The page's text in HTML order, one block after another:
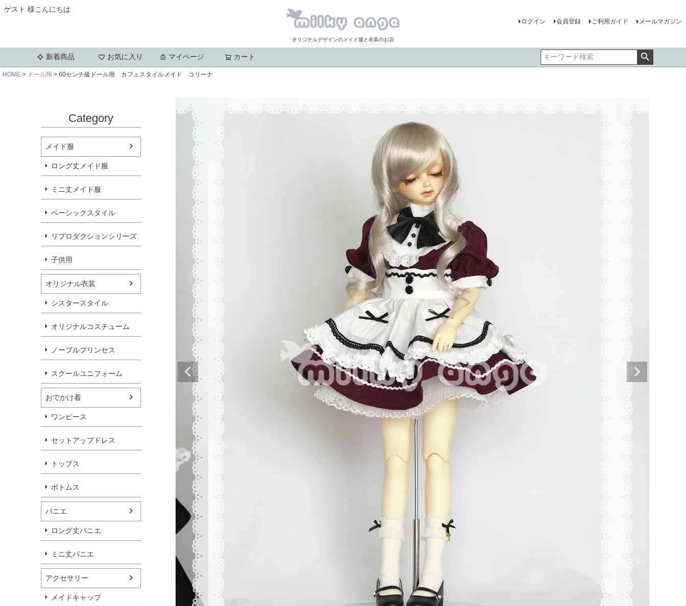
ゲスト 様こんにちは
オリジナルデザインのメイド服と衣装のお店
ログイン 会員登録 ご利用ガイド メールマガジン
新着商品 お気に入り マイページ カート
HOME ドール用 60センチ級ドール用 カフェスタイルメイド コリーナ
Category
メイド服
ロング丈メイド服
ミニ丈メイド服
ベーシックスタイル
リプロダクションシリーズ
子供用
オリジナル衣装
シスタースタイル
オリジナルコスチューム
ノーブルプリンセス
スクールユニフォーム
おでかけ着
ワンピース
セットアップドレス
トップス
ボトムス
パニエ
ロング丈パニエ
ミニ丈パニエ
アクセサリー
メイドキャップ